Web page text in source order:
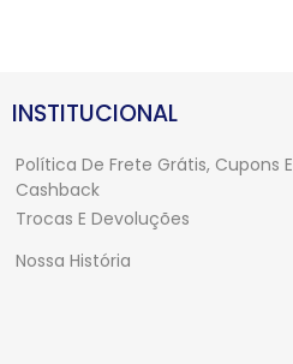
INSTITUCIONAL
Política De Frete Grátis, Cupons E
Cashback
Trocas E Devoluções
Nossa História